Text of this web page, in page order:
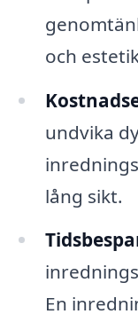
och
undvika
lång sikt.
En